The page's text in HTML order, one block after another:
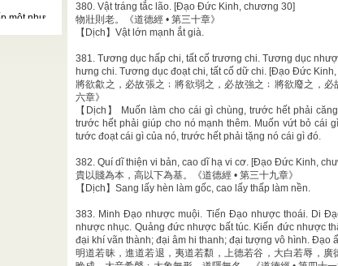
một như
380. Vật tráng tắc lão. [Đạo Đức Kinh, chương 30]
物壯則老。《道德經 • 第三十章》
【Dịch】Vật lớn mạnh ắt già.
381. Tương dục hấp chi, tất cố trương chi. Tương dục
hưng chi. Tương dục đoạt chi, tất cố dữ chi. [Đạo Đức
將欲歙之，必故張之﹔將欲弱之，必故強之﹔將欲廢之，
六章》
【Dịch】 Muốn làm cho cái gì chùng, trước hết phải
trước hết phải giúp cho nó mạnh thêm. Muốn vứt bỏ cái
tước đoạt cái gì của nó, trước hết phải tặng nó cái gì đó.
382. Quí dĩ thiện vi bản, cao dĩ hạ vi cơ. [Đạo Đức Kinh,
貴以賤為本，高以下為基。《道德經 • 第三十九章》
【Dịch】Sang lấy hèn làm gốc, cao lấy thấp làm nền.
383. Minh Đạo nhược muội. Tiến Đạo nhược thoái. Di
nhược nhục. Quảng đức nhược bất túc. Kiến đức nhược
đại khí vãn thành; đại âm hi thanh; đại tượng vô hình. Đạo
明道若昧，進道若退，夷道若纇，上德若谷，大白若辱，